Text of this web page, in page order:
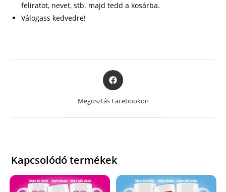
feliratot, nevet, stb. majd tedd a kosárba.
Válogass kedvedre!
Opens
in
a
new
Megosztás Facebookon
Kapcsolódó termékek